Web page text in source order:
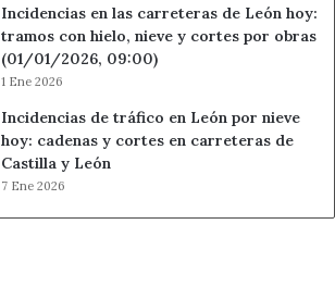
Incidencias en las carreteras de León hoy:
tramos con hielo, nieve y cortes por obras
(01/01/2026, 09:00)
1 Ene 2026
Incidencias de tráfico en León por nieve
hoy: cadenas y cortes en carreteras de
Castilla y León
7 Ene 2026